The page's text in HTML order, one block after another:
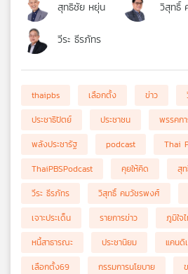
สุทธิชัย หยุ่น วิสุทธิ์
วีระ ธีรภัทร
thaipbs เลือกตั้ง ข่าว
ประชาธิปัตย์
ประชาชน พรรคก
พลังประชารัฐ
podcast
Thai
ThaiPBSPodcast
คุยให้คิด
สุ
วีระ ธีรภัทร
วิสุทธิ์ คมวัชรพงศ์
เจาะประเด็น
รายการข่าว ภูมิใจ
หนี้สาธารณะ
ประชานิยม
แคนดิ
เลือกตั้ง69
กรรมการนโยบาย